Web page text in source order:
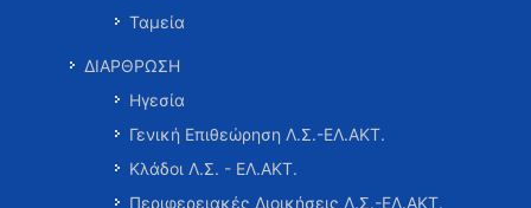
Ταμεία
ΔΙΑΡΘΡΩΣΗ
Ηγεσία
Γενική Επιθεώρηση Λ.Σ.-ΕΛ.ΑΚΤ.
Κλάδοι Λ.Σ. - ΕΛ.ΑΚΤ.
Περιφερειακές Διοικήσεις Λ.Σ.-ΕΛ.ΑΚΤ.